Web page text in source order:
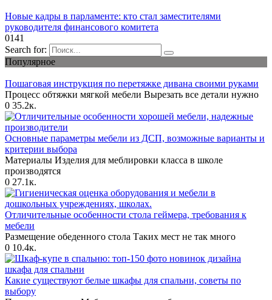
Новые кадры в парламенте: кто стал заместителями
руководителя финансового комитета
0141
Search for:
Популярное
Пошаговая инструкция по перетяжке дивана своими руками
Процесс обтяжки мягкой мебели Вырезать все детали нужно
0 35.2к.
Основные параметры мебели из ДСП, возможные варианты и
критерии выбора
Материалы Изделия для меблировки класса в школе
производятся
0 27.1к.
Отличительные особенности стола геймера, требования к
мебели
Размещение обеденного стола Таких мест не так много
0 10.4к.
Какие существуют белые шкафы для спальни, советы по
выбору